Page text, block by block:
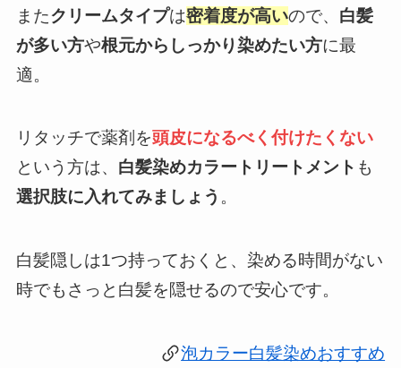
またクリームタイプは密着度が高いので、 白髪
が多い方や根元からしっかり染めたい方に最
適。
リタッチで薬剤を頭皮になるべく付けたくない
という方は、 白髪染めカラートリートメント も
選択肢に入れてみましょう 。
白髪隠しは1つ持っておくと、染める時間がない
時でもさっと白髪を隠せるので安心です。
泡カラー白髪染めおすすめ